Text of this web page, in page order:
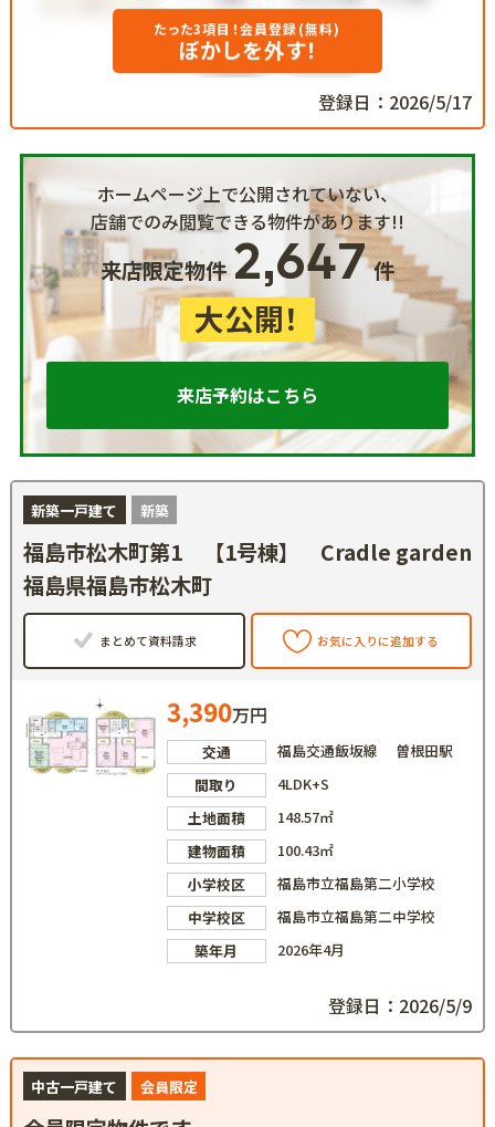
たった3項目！会員登録(無料)
ぼかしを外す！
登録日：2026/5/17
ホームページ上で公開されていない、
店舗でのみ閲覧できる物件があります!!
来店限定物件2,647件
大公開！
来店予約はこちら
新築一戸建て 新築
福島市松木町第1 【1号棟】 Cradle garden
福島県福島市松木町
まとめて資料請求 お気に入りに追加する
3,390万円
交通
福島交通飯坂線 曽根田駅
間取り
4LDK+S
土地面積
148.57㎡
建物面積
100.43㎡
小学校区
福島市立福島第二小学校
中学校区
福島市立福島第二中学校
築年月
2026年4月
登録日：2026/5/9
中古一戸建て 会員限定